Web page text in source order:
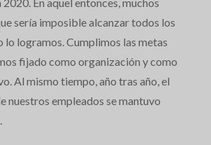
sería imposible alcanzar todos los
lo logramos. Cumplimos las metas
fijado como organización y como
Al mismo tiempo, año tras año, el
nuestros empleados se mantuvo